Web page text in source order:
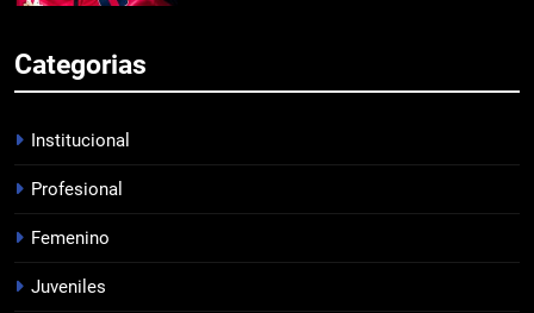
EMPATÓ LA RESERVA
7
Categorias
Institucional
Profesional
Femenino
Juveniles